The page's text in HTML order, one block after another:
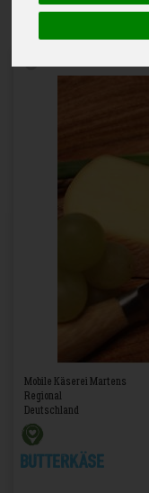
Mobile Käserei Martens
Regional
Deutschland
Butterkäse